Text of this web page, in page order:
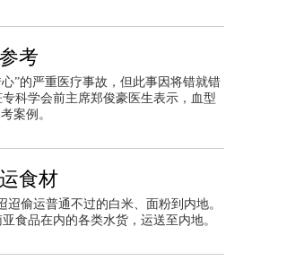
考
”的严重医疗事故，但此事因将错就错
科学会前主席郑俊豪医生表示，血型
案例。
食材
偷运普通不过的白米、面粉到内地。
食品在内的各类水货，运送至内地。